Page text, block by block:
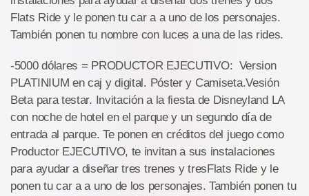
Flats Ride y le ponen tu car a a uno de los personajes.
También ponen tu nombre con luces a una de las rides.
-5000 dólares = PRODUCTOR EJECUTIVO: Version
PLATINIUM en caj y digital. Póster y Camiseta.Vesión
Beta para testar. Invitación a la fiesta de Disneyland LA
con noche de hotel en el parque y un segundo día de
entrada al parque. Te ponen en créditos del juego como
Productor EJECUTIVO, te invitan a sus instalaciones
para ayudar a diseñar tres trenes y tresFlats Ride y le
ponen tu car a a uno de los personajes. También ponen tu